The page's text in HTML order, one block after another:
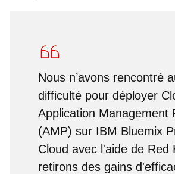
Nous n’avons rencontré
difficulté pour déployer
Application Management
(AMP) sur IBM Bluemix
Cloud avec l'aide de Red
retirons des gains